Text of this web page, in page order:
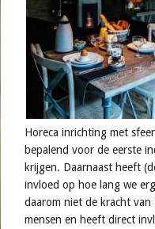
Horeca inrichting met
bepalend voor de eerste
krijgen. Daarnaast heeft
invloed op hoe lang we
daarom niet de kracht
mensen en heeft direct